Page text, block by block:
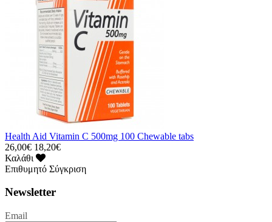
Health Aid Vitamin C 500mg 100 Chewable tabs
26,00€ 18,20€
Καλάθι
Επιθυμητό Σύγκριση
Newsletter
Email